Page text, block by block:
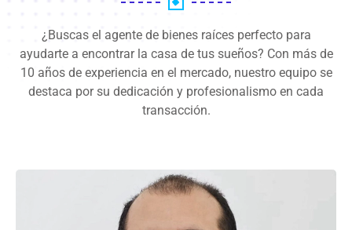
¿Buscas el agente de bienes raíces perfecto para
ayudarte a encontrar la casa de tus sueños? Con más de
10 años de experiencia en el mercado, nuestro equipo se
destaca por su dedicación y profesionalismo en cada
transacción.